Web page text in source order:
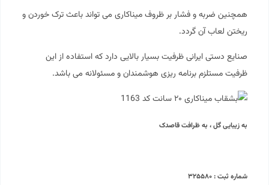
همچنین ضربه و فشار بر ظروف میناکاری می تواند باعث ترک خوردن و
ریختن لعاب آن گردد.
صنایع دستی ایرانی ظرفیت بسیار بالایی دارد که استفاده از این
ظرفیت مستلزم برنامه ریزی هوشمندان و مسئولانه می باشد.
به زیبایی گل ، به ظرافت قاصدک
شماره ثبت : ۳۲۵۵۸۰